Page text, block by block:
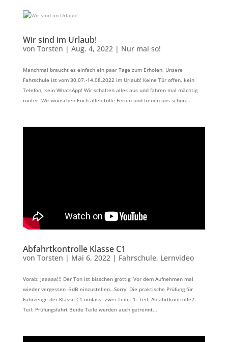
Wir sind im Urlaub!
von Torsten | Aug. 4, 2022| Nur mal so!
Manchmal braucht es einfach ein paar Tage zum Erholen. Unsere
Fahrschule ist vom 30.07.-14.08.2022 im Urlaub! Keine Tür offen, kein
Telefon, kein WhatsApp! Wir schalten alles aus und fahren mal mächtig
runter. Wir wünschen Euch allen tolle Ferien und freuen uns schon...
Abfahrtkontrolle Klasse C1
von Torsten | Mai 6, 2022| Fahrschule, Lernvideo
Vorab: Jaaaaa!!! Der Ton ist bisschen grottig. Vor dem Aufnehmen mal
wieder vergessen -3dB einzustellen…Sorry! Die praktische Prüfung für
Fahrzeuge der Klasse C1 umfasst zwei Teile. 1. Teil: Abfahrtkontrolle2.
Teil: Prüfungsfahrt Beide Teile werden auch getrennt...